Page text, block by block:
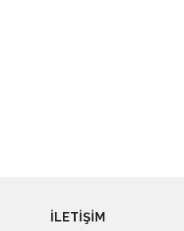
İLETİŞİM